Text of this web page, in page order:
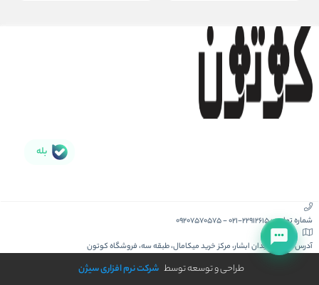
بله
شماره تماس :021-22912615
-
09207570575
آدرس :کیش، میدان ابشار، مرکز خرید میکامال، طبقه سه، فروشگاه کوتون
طراحی و توسعه توسط شرکت نرم افزاری سیژن